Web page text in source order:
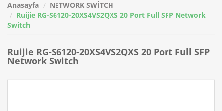
Anasayfa
NETWORK SWİTCH
Ruijie RG-S6120-20XS4VS2QXS 20 Port Full SFP Network
Switch
Ruijie RG-S6120-20XS4VS2QXS 20 Port Full SFP
Network Switch